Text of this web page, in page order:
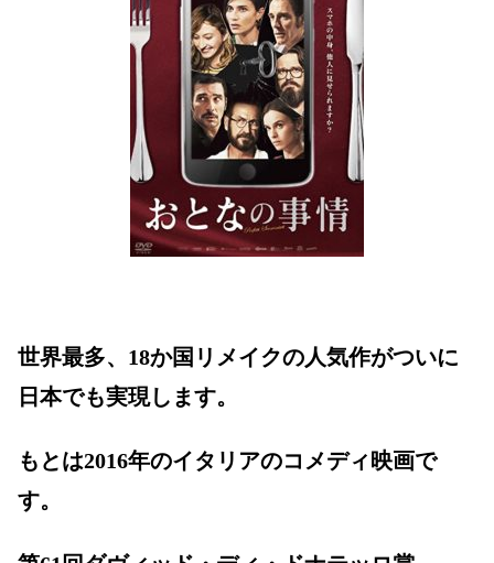
世界最多、18か国リメイクの人気作がついに
日本でも実現します。
もとは2016年のイタリアのコメディ映画で
す。